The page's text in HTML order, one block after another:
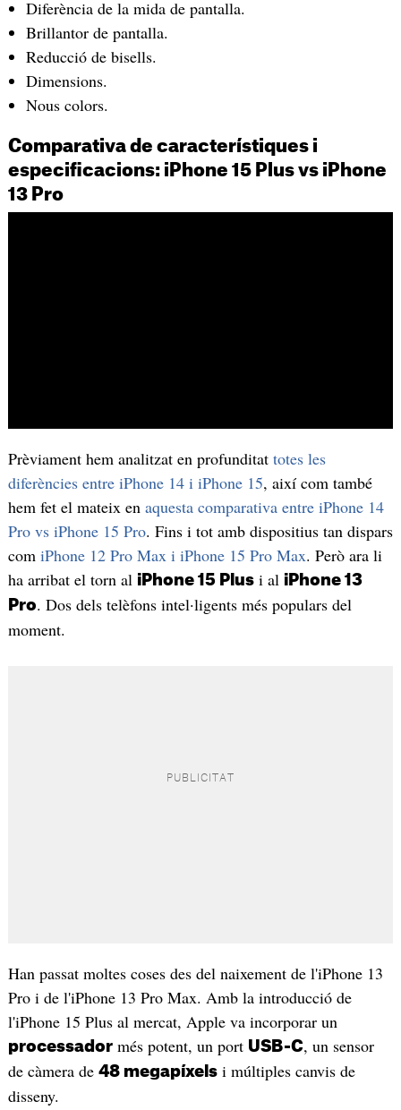
Diferència de la mida de pantalla.
Brillantor de pantalla.
Reducció de bisells.
Dimensions.
Nous colors.
Comparativa de característiques i
especificacions: iPhone 15 Plus vs iPhone
13 Pro
Prèviament hem analitzat en profunditat totes les
diferències entre iPhone 14 i iPhone 15, així com també
hem fet el mateix en aquesta comparativa entre iPhone 14
Pro vs iPhone 15 Pro. Fins i tot amb dispositius tan dispars
com iPhone 12 Pro Max i iPhone 15 Pro Max. Però ara li
ha arribat el torn al iPhone 15 Plusi al iPhone 13
Pro. Dos dels telèfons intel·ligents més populars del
moment.
Han passat moltes coses des del naixement de l'iPhone 13
Pro i de l'iPhone 13 Pro Max. Amb la introducció de
l'iPhone 15 Plus al mercat, Apple va incorporar un
processadormés potent, un port USB-C, un sensor
de càmera de 48 megapíxelsi múltiples canvis de
disseny.